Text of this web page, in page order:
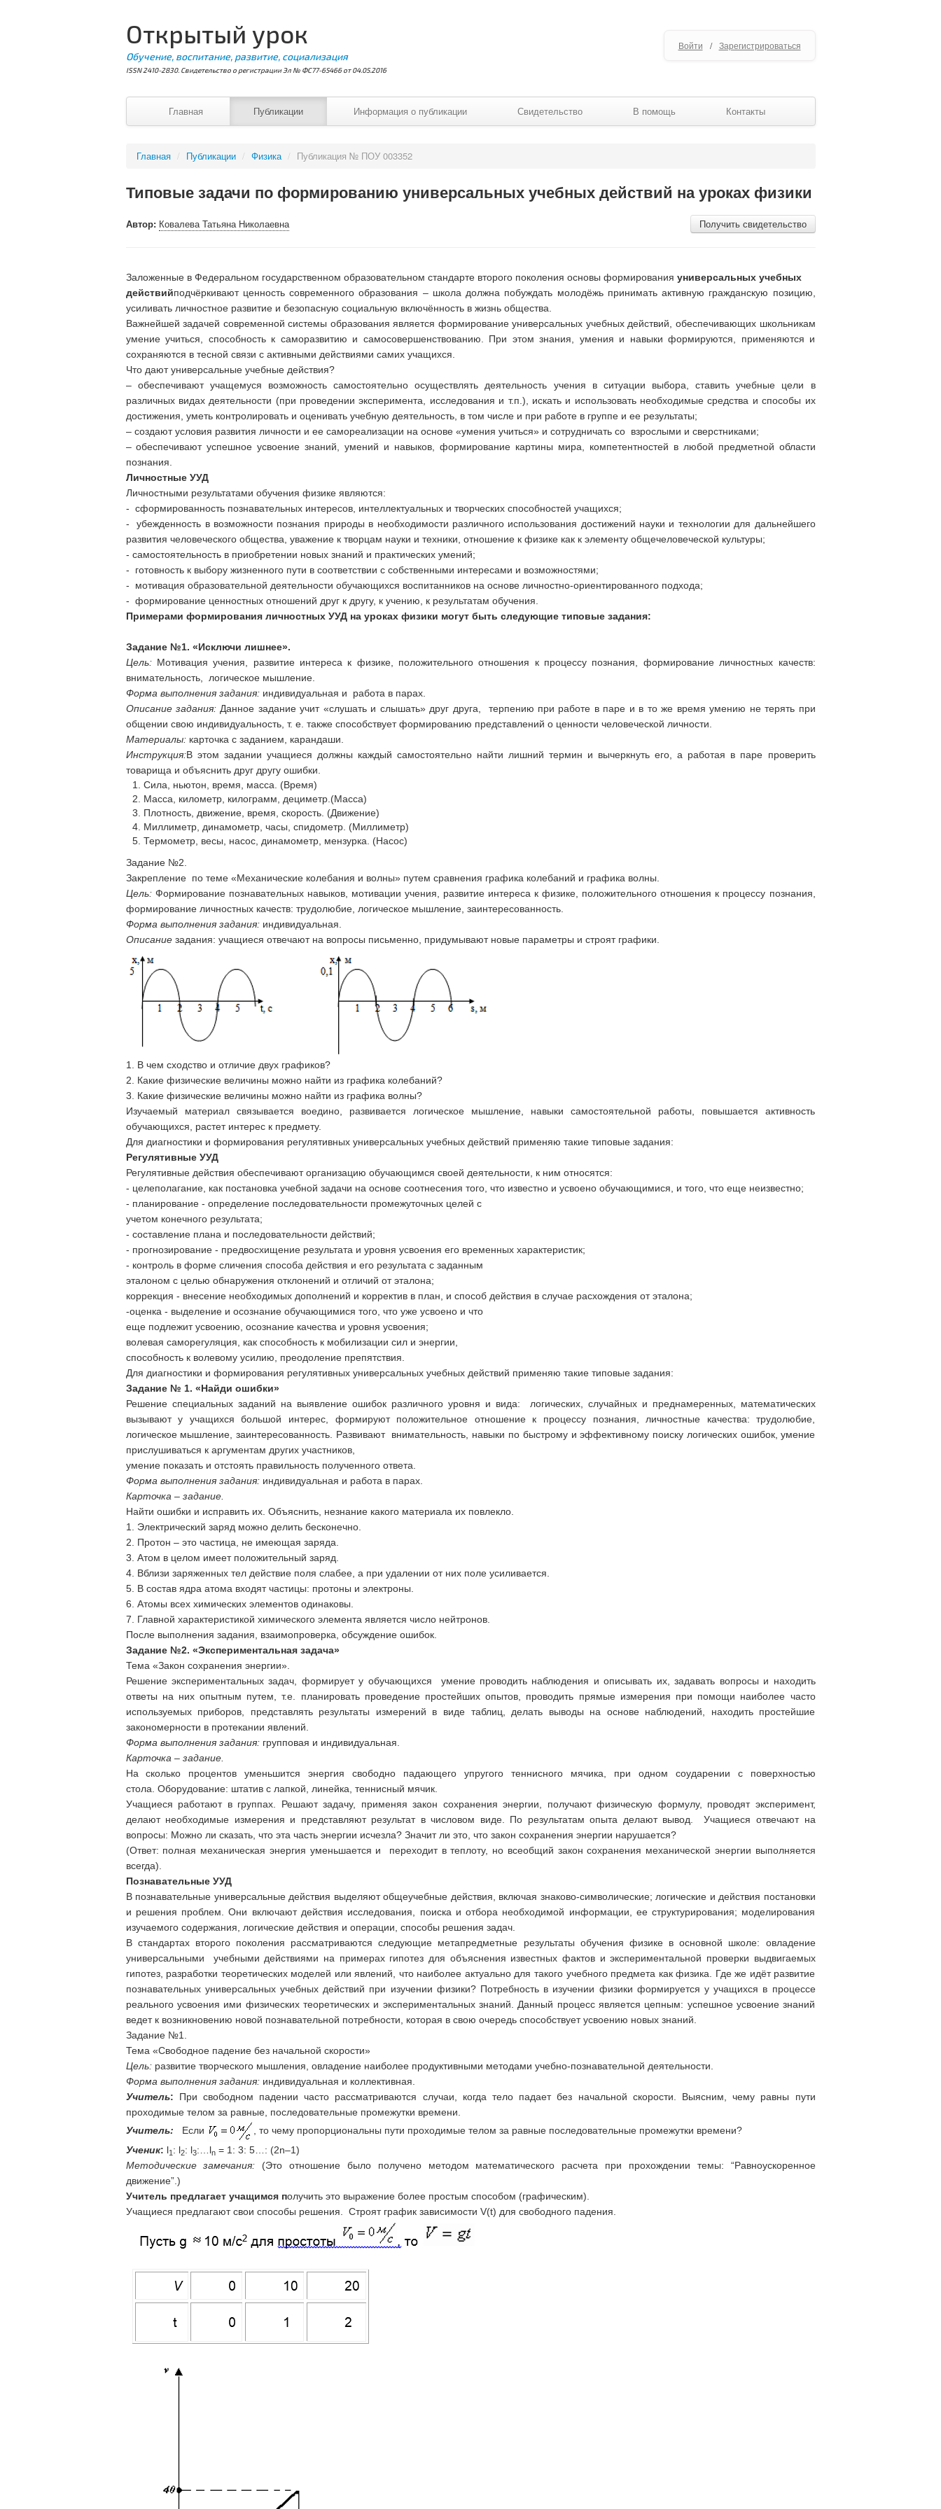
Открытый урок
Обучение, воспитание, развитие, социализация
ISSN 2410-2830. Свидетельство о регистрации Эл № ФС77-65466 от 04.05.2016
Войти / Зарегистрироваться
Главная Публикации Информация о публикации Свидетельство В помощь Контакты
Главная / Публикации / Физика / Публикация № ПОУ 003352
Типовые задачи по формированию универсальных учебных действий на уроках физики
Получить свидетельство
Автор: Ковалева Татьяна Николаевна
Заложенные в Федеральном государственном образовательном стандарте второго поколения основы формирования универсальных учебных
действийподчёркивают ценность современного образования – школа должна побуждать молодёжь принимать активную гражданскую позицию,
усиливать личностное развитие и безопасную социальную включённость в жизнь общества.
Важнейшей задачей современной системы образования является формирование универсальных учебных действий, обеспечивающих школьникам
умение учиться, способность к саморазвитию и самосовершенствованию. При этом знания, умения и навыки формируются, применяются и
сохраняются в тесной связи с активными действиями самих учащихся.
Что дают универсальные учебные действия?
– обеспечивают учащемуся возможность самостоятельно осуществлять деятельность учения в ситуации выбора, ставить учебные цели в
различных видах деятельности (при проведении эксперимента, исследования и т.п.), искать и использовать необходимые средства и способы их
достижения, уметь контролировать и оценивать учебную деятельность, в том числе и при работе в группе и ее результаты;
– создают условия развития личности и ее самореализации на основе «умения учиться» и сотрудничать со взрослыми и сверстниками;
– обеспечивают успешное усвоение знаний, умений и навыков, формирование картины мира, компетентностей в любой предметной области
познания.
Личностные УУД
Личностными результатами обучения физике являются:
- сформированность познавательных интересов, интеллектуальных и творческих способностей учащихся;
- убежденность в возможности познания природы в необходимости различного использования достижений науки и технологии для дальнейшего
развития человеческого общества, уважение к творцам науки и техники, отношение к физике как к элементу общечеловеческой культуры;
- самостоятельность в приобретении новых знаний и практических умений;
- готовность к выбору жизненного пути в соответствии с собственными интересами и возможностями;
- мотивация образовательной деятельности обучающихся воспитанников на основе личностно-ориентированного подхода;
- формирование ценностных отношений друг к другу, к учению, к результатам обучения.
Примерами формирования личностных УУД на уроках физики могут быть следующие типовые задания:
Задание №1. «Исключи лишнее».
Цель: Мотивация учения, развитие интереса к физике, положительного отношения к процессу познания, формирование личностных качеств:
внимательность, логическое мышление.
Форма выполнения задания:индивидуальная и работа в парах.
Описание задания: Данное задание учит «слушать и слышать» друг друга, терпению при работе в паре и в то же время умению не терять при
общении свою индивидуальность, т. е. также способствует формированию представлений о ценности человеческой личности.
Материалы: карточка с заданием, карандаши.
Инструкция:В этом задании учащиеся должны каждый самостоятельно найти лишний термин и вычеркнуть его, а работая в паре проверить
товарища и объяснить друг другу ошибки.
Сила, ньютон, время, масса. (Время)
Масса, километр, килограмм, дециметр.(Масса)
Плотность, движение, время, скорость. (Движение)
Миллиметр, динамометр, часы, спидометр. (Миллиметр)
Термометр, весы, насос, динамометр, мензурка. (Насос)
Задание №2.
Закрепление по теме «Механические колебания и волны» путем сравнения графика колебаний и графика волны.
Цель: Формирование познавательных навыков, мотивации учения, развитие интереса к физике, положительного отношения к процессу познания,
формирование личностных качеств: трудолюбие, логическое мышление, заинтересованность.
Форма выполнения задания:индивидуальная.
Описание задания: учащиеся отвечают на вопросы письменно, придумывают новые параметры и строят графики.
1. В чем сходство и отличие двух графиков?
2. Какие физические величины можно найти из графика колебаний?
3. Какие физические величины можно найти из графика волны?
Изучаемый материал связывается воедино, развивается логическое мышление, навыки самостоятельной работы, повышается активность
обучающихся, растет интерес к предмету.
Для диагностики и формирования регулятивных универсальных учебных действий применяю такие типовые задания:
Регулятивные УУД
Регулятивные действия обеспечивают организацию обучающимся своей деятельности, к ним относятся:
- целеполагание, как постановка учебной задачи на основе соотнесения того, что известно и усвоено обучающимися, и того, что еще неизвестно;
- планирование - определение последовательности промежуточных целей с
учетом конечного результата;
- составление плана и последовательности действий;
- прогнозирование - предвосхищение результата и уровня усвоения его временных характеристик;
- контроль в форме сличения способа действия и его результата с заданным
эталоном с целью обнаружения отклонений и отличий от эталона;
коррекция - внесение необходимых дополнений и корректив в план, и способ действия в случае расхождения от эталона;
-оценка - выделение и осознание обучающимися того, что уже усвоено и что
еще подлежит усвоению, осознание качества и уровня усвоения;
волевая саморегуляция, как способность к мобилизации сил и энергии,
способность к волевому усилию, преодоление препятствия.
Для диагностики и формирования регулятивных универсальных учебных действий применяю такие типовые задания:
Задание № 1. «Найди ошибки»
Решение специальных заданий на выявление ошибок различного уровня и вида: логических, случайных и преднамеренных, математических
вызывают у учащихся большой интерес, формируют положительное отношение к процессу познания, личностные качества: трудолюбие,
логическое мышление, заинтересованность. Развивают внимательность, навыки по быстрому и эффективному поиску логических ошибок, умение
прислушиваться к аргументам других участников,
умение показать и отстоять правильность полученного ответа.
Форма выполнения задания:индивидуальная и работа в парах.
Карточка – задание.
Найти ошибки и исправить их. Объяснить, незнание какого материала их повлекло.
1. Электрический заряд можно делить бесконечно.
2. Протон – это частица, не имеющая заряда.
3. Атом в целом имеет положительный заряд.
4. Вблизи заряженных тел действие поля слабее, а при удалении от них поле усиливается.
5. В состав ядра атома входят частицы: протоны и электроны.
6. Атомы всех химических элементов одинаковы.
7. Главной характеристикой химического элемента является число нейтронов.
После выполнения задания, взаимопроверка, обсуждение ошибок.
Задание №2. «Экспериментальная задача»
Тема «Закон сохранения энергии».
Решение экспериментальных задач, формирует у обучающихся умение проводить наблюдения и описывать их, задавать вопросы и находить
ответы на них опытным путем, т.е. планировать проведение простейших опытов, проводить прямые измерения при помощи наиболее часто
используемых приборов, представлять результаты измерений в виде таблиц, делать выводы на основе наблюдений, находить простейшие
закономерности в протекании явлений.
Форма выполнения задания:групповая и индивидуальная.
Карточка – задание.
На сколько процентов уменьшится энергия свободно падающего упругого теннисного мячика, при одном соударении с поверхностью
стола. Оборудование: штатив с лапкой, линейка, теннисный мячик.
Учащиеся работают в группах. Решают задачу, применяя закон сохранения энергии, получают физическую формулу, проводят эксперимент,
делают необходимые измерения и представляют результат в числовом виде. По результатам опыта делают вывод. Учащиеся отвечают на
вопросы: Можно ли сказать, что эта часть энергии исчезла? Значит ли это, что закон сохранения энергии нарушается?
(Ответ: полная механическая энергия уменьшается и переходит в теплоту, но всеобщий закон сохранения механической энергии выполняется
всегда).
Познавательные УУД
В познавательные универсальные действия выделяют общеучебные действия, включая знаково-символические; логические и действия постановки
и решения проблем. Они включают действия исследования, поиска и отбора необходимой информации, ее структурирования; моделирования
изучаемого содержания, логические действия и операции, способы решения задач.
В стандартах второго поколения рассматриваются следующие метапредметные результаты обучения физике в основной школе: овладение
универсальными учебными действиями на примерах гипотез для объяснения известных фактов и экспериментальной проверки выдвигаемых
гипотез, разработки теоретических моделей или явлений, что наиболее актуально для такого учебного предмета как физика. Где же идёт развитие
познавательных универсальных учебных действий при изучении физики? Потребность в изучении физики формируется у учащихся в процессе
реального усвоения ими физических теоретических и экспериментальных знаний. Данный процесс является цепным: успешное усвоение знаний
ведет к возникновению новой познавательной потребности, которая в свою очередь способствует усвоению новых знаний.
Задание №1.
Тема «Свободное падение без начальной скорости»
Цель: развитие творческого мышления, овладение наиболее продуктивными методами учебно-познавательной деятельности.
Форма выполнения задания:индивидуальная и коллективная.
Учитель: При свободном падении часто рассматриваются случаи, когда тело падает без начальной скорости. Выясним, чему равны пути
проходимые телом за равные, последовательные промежутки времени.
Учитель: Если
, то чему пропорциональны пути проходимые телом за равные последовательные промежутки времени?
Ученик: l1 : l2: l3:…ln= 1: 3: 5…: (2n–1)
Методические замечания: (Это отношение было получено методом математического расчета при прохождении темы: “Равноускоренное
движение”.)
Учитель предлагает учащимся получить это выражение более простым способом (графическим).
Учащиеся предлагают свои способы решения. Строят график зависимости V(t) для свободного падения.